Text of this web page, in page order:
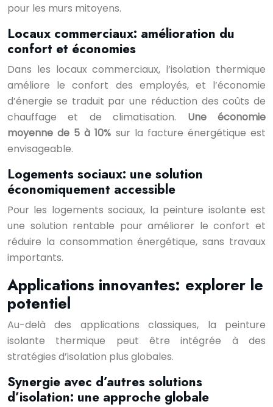
pour les murs mitoyens.
Locaux commerciaux: amélioration du
confort et économies
Dans les locaux commerciaux, l’isolation thermique
améliore le confort des employés, et l’économie
d’énergie se traduit par une réduction des coûts de
chauffage et de climatisation. Une économie
moyenne de 5 à 10% sur la facture énergétique est
envisageable.
Logements sociaux: une solution
économiquement accessible
Pour les logements sociaux, la peinture isolante est
une solution rentable pour améliorer le confort et
réduire la consommation énergétique, sans travaux
importants.
Applications innovantes: explorer le
potentiel
Au-delà des applications classiques, la peinture
isolante thermique peut être intégrée à des
stratégies d’isolation plus globales.
Synergie avec d’autres solutions
d’isolation: une approche globale